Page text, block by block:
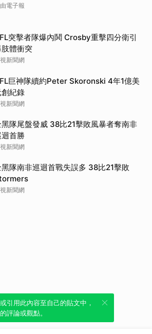
電子報
突擊者隊爆內鬨 Crosby重擊四分衛引
體衝突
新聞網
巨神隊續約Peter Skoronski 4年1億美
創紀錄
新聞網
隊尾盤發威 38比21擊敗風暴者奪南非
首勝
新聞網
隊南非巡迴首戰失誤多 38比21擊敗
新聞網
用此內容，透過發布貼
立場。
引用此內容至自己的貼文中，
評論或觀點。